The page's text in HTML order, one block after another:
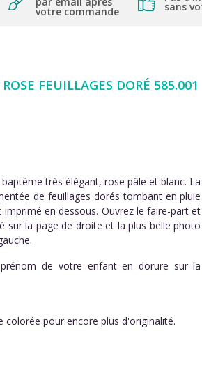
votre commande sans
FEUILLAGES DORÉ 585.001
très élégant, rose pâle et blanc. La
de feuillages dorés tombant en pluie
en dessous. Ouvrez le faire-part et
sur la page de droite et la plus belle photo
de votre enfant en dorure sur la
colorée pour encore plus d'originalité.